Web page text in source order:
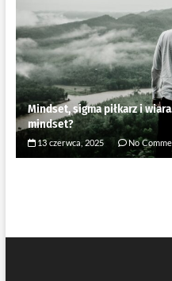
Mindset, sigma piłkarz i
mindset?
13 czerwca, 2025 No